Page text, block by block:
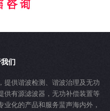
们
提供谐波检测、谐波治理及无功
供有源滤波器，无功补偿装置等
化的产品和服务蜚声海内外，